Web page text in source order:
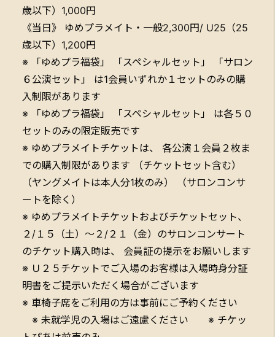
歳以下）1,000円
《当日》 ゆめプラメイト・一般2,300円/ U25（25
歳以下）1,200円
※ 「ゆめプラ福袋」 「スペシャルセット」 「サロン
６公演セット」 は1会員いずれか１セットのみの購
入制限があります
※ 「ゆめプラ福袋」 「スペシャルセット」 は各５０
セットのみの限定販売です
※ ゆめプラメイトチケットは、 各公演１会員２枚ま
での購入制限があります （チケットセット含む）
（ヤングメイトは本人分1枚のみ） （サロンコンサ
ートを除く）
※ ゆめプラメイトチケットおよびチケットセット、
２/１５（土）～２/２１（金）のサロンコンサート
のチケット購入時は、 会員証の提示をお願いします
※ Ｕ２５チケットでご入場のお客様は入場時身分証
明書をご提示いただく場合がございます
※ 車椅子席をご利用の方は事前にご予約ください
※ 未就学児の入場はご遠慮ください ※ チケッ